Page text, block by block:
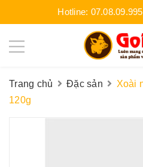
Hotline:
Trang chủ Đặc sản
Xoài
120g